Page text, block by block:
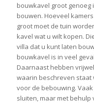
bouwkavel groot genoeg
bouwen. Hoeveel
groot moet de tuin
kavel wat u wilt kopen.
villa dat u kunt laten
bouwkavel is in veel
Daarnaast hebben
waarin beschreven staat
voor de bebouwing.
sluiten, maar met behulp